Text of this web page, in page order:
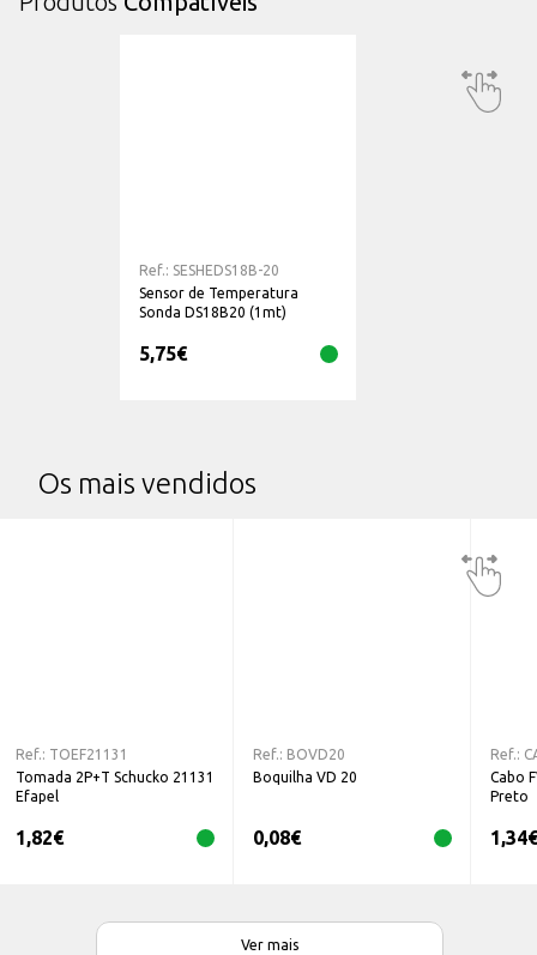
Ref.: SESHEDS18B-20
Sensor de Temperatura
Sonda DS18B20 (1mt)
5,75€
Os mais vendidos
Ref.: TOEF21131
Tomada 2P+T Schucko 21131
Efapel
1,82€
Ref.: BOVD20
Boquilha VD 20
0,08€
Ref.:
Cabo
Preto
1,34€
Ver mais